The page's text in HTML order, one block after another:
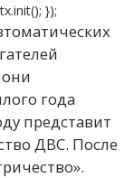
});
года
представит
ДВС. После